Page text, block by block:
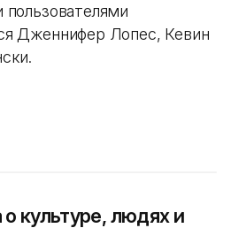
Дженнифер Лопес, Кевин
о культуре, людях и